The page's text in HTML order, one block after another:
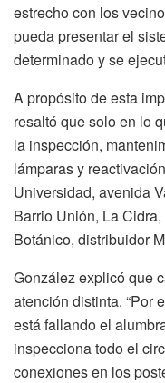
estrecho con los
pueda presentar el
determinado y se
A propósito de esta
resaltó que solo en lo
la inspección,
lámparas y
Universidad, avenida
Barrio Unión, La
Botánico, distribuidor
González explicó que
atención distinta. “Por
está fallando el
inspecciona todo el
conexiones en los